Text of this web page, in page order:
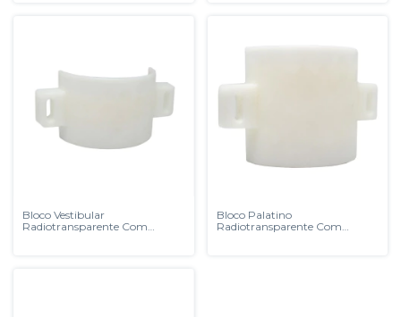
Bloco Vestibular
Radiotransparente Com
Bloco Palatino
Radiotransparente Com